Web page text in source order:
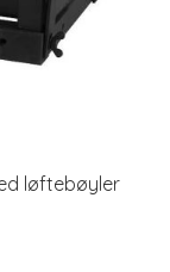
løftebøyler